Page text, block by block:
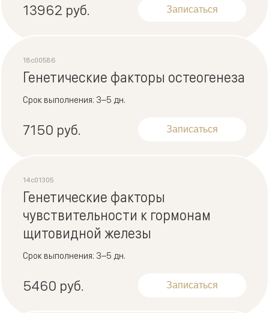
13962 руб. Записаться
Генетические факторы остеогенеза
18c00586
7150 руб.
Срок выполнения: 3–5 дн.
Записаться
Генетические факторы
чувствительности к гормонам
щитовидной железы
14c01305
5460 руб.
Срок выполнения: 3–5 дн.
Записаться